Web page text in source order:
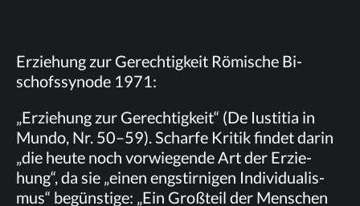
Er­zie­hung zur Ge­rech­tig­keit Rö­mi­sche Bi­
schofs­syn­ode 1971:
„Er­zie­hung zur Ge­rech­tig­keit“ (De Ius­ti­tia in
Mun­do, Nr. 50–59). Schar­fe Kri­tik fin­det dar­in
„die heu­te noch vor­wie­gen­de Art der Er­zie­
hung“, da sie „ei­nen eng­stir­ni­gen In­di­vi­dua­lis­
mus“ be­güns­ti­ge: „Ein Groß­teil der Men­schen